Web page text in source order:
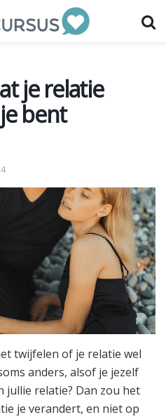
je relatie
bent
twijfelen of je relatie wel
anders, alsof je jezelf
jullie relatie? Dan zou het
je verandert, en niet op